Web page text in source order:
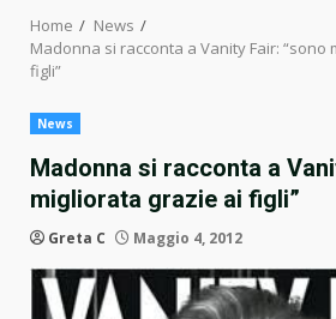
Home
News
Madonna si racconta a Vanity Fair: “sono
figli”
News
Madonna si racconta a
migliorata grazie ai figli”
Greta C Maggio 4, 2012